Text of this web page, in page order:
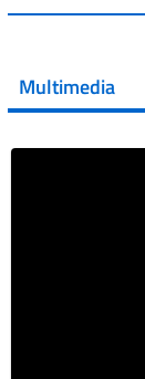
Vai
Multimedia